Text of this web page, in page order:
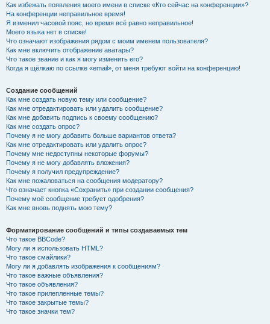
Как избежать появления моего имени в списке «Кто сейчас на конференции»?
На конференции неправильное время!
Я изменил часовой пояс, но время всё равно неправильное!
Моего языка нет в списке!
Что означают изображения рядом с моим именем пользователя?
Как мне включить отображение аватары?
Что такое звание и как я могу изменить его?
Когда я щёлкаю по ссылке «email», от меня требуют войти на конференцию!
Создание сообщений
Как мне создать новую тему или сообщение?
Как мне отредактировать или удалить сообщение?
Как мне добавить подпись к своему сообщению?
Как мне создать опрос?
Почему я не могу добавить больше вариантов ответа?
Как мне отредактировать или удалить опрос?
Почему мне недоступны некоторые форумы?
Почему я не могу добавлять вложения?
Почему я получил предупреждение?
Как мне пожаловаться на сообщения модератору?
Что означает кнопка «Сохранить» при создании сообщения?
Почему моё сообщение требует одобрения?
Как мне вновь поднять мою тему?
Форматирование сообщений и типы создаваемых тем
Что такое BBCode?
Могу ли я использовать HTML?
Что такое смайлики?
Могу ли я добавлять изображения к сообщениям?
Что такое важные объявления?
Что такое объявления?
Что такое прилепленные темы?
Что такое закрытые темы?
Что такое значки тем?